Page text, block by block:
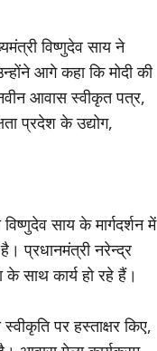
विष्णुदेव साय ने
आगे कहा कि मोदी की
आवास स्वीकृत पत्र,
प्रदेश के उद्योग,
साय के मार्गदर्शन में
प्रधानमंत्री नरेन्द्र
के साथ कार्य हो रहे हैं।
पर हस्ताक्षर किए,